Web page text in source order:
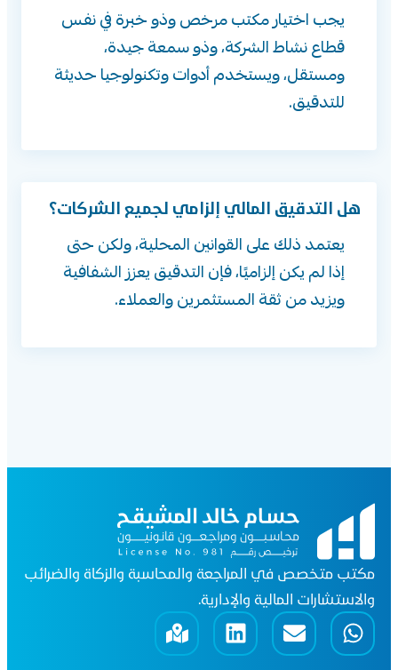
يجب اختيار مكتب مرخص وذو خبرة في نفس
قطاع نشاط الشركة، وذو سمعة جيدة،
ومستقل، ويستخدم أدوات وتكنولوجيا حديثة
للتدقيق.
هل التدقيق المالي إلزامي لجميع الشركات؟
يعتمد ذلك على القوانين المحلية، ولكن حتى
إذا لم يكن إلزاميًا، فإن التدقيق يعزز الشفافية
ويزيد من ثقة المستثمرين والعملاء.
مكتب متخصص في المراجعة والمحاسبة والزكاة والضرائب
والاستشارات المالية والإدارية.